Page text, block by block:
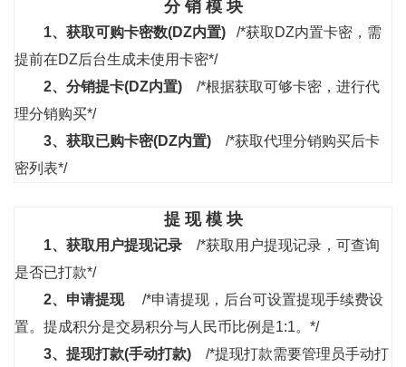
分 销 模 块
1、 获取可购卡密数(DZ内置)
/*获取DZ内置卡密，需
提前在DZ后台生成未使用卡密*/
2、 分销提卡(DZ内置) /*根据获取可够卡密，进行代
理分销购买*/
3、 获取已购卡密(DZ内置)
/*获取代理分销购买后卡
密列表*/
提 现 模 块
1、 获取用户提现记录 /*获取用户提现记录，可查询
是否已打款*/
2、 申请提现/*申请提现，后台可设置提现手续费设
置。提成积分是交易积分与人民币比例是1:1。*/
3、 提现打款(手动打款) /*提现打款需要管理员手动打